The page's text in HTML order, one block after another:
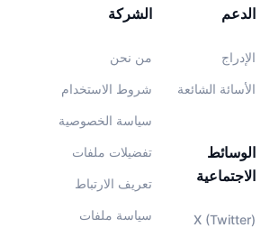
الشركة
من نحن
شروط الاستخدام
سياسة الخصوصية
تفضيلات ملفات
تعريف الارتباط
سياسة ملفات
الدعم
الإدراج
الأسائة الشائعة
الوسائط
الاجتماعية
X (Twitter)